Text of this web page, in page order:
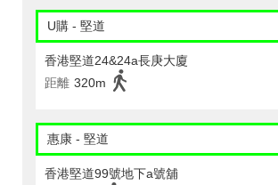
U購 - 堅道
香港堅道24&24a長庚大廈
距離 320m
惠康 - 堅道
香港堅道99號地下a號舖